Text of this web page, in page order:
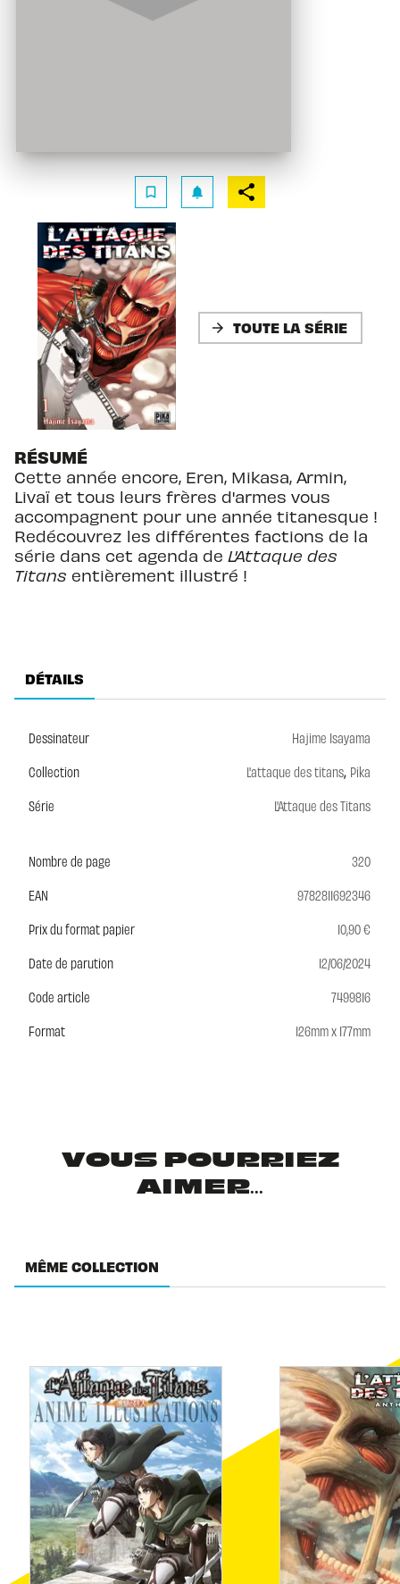
bookmark_border notifications
arrow_forward TOUTE LA SÉRIE
RÉSUMÉ
Cette année encore, Eren, Mikasa, Armin,
Livaï et tous leurs frères d'armes vous
accompagnent pour une année titanesque !
Redécouvrez les différentes factions de la
série dans cet agenda de L'Attaque des
Titans entièrement illustré !
DÉTAILS
Dessinateur
Hajime Isayama
Collection
L'attaque des titans, Pika
Série
L'Attaque des Titans
Nombre de page
320
EAN
9782811692346
Prix du format papier
10,90 €
Date de parution
12/06/2024
Code article
7499816
Format
126mm x 177mm
VOUS POURRIEZ
AIMER...
MÊME COLLECTION